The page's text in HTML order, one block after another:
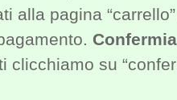
alla pagina
clicchiamo su